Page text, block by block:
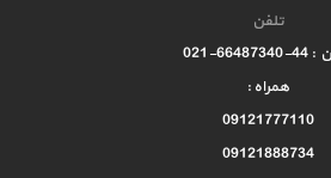
تلفن
021
همراه :
09121777110
09121888734